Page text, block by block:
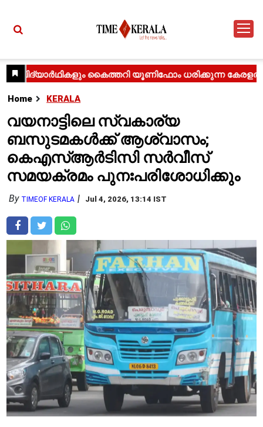
Home KERALA
വയനാട്ടിലെ സ്വകാര്യ
ബസുടമകൾക്ക് ആശ്വാസം;
കെഎസ്ആർടിസി സർവീസ്
സമയക്രമം പുനഃപരിശോധിക്കും
By TIMEOF KERALA Jul 4, 2026, 13:14 IST